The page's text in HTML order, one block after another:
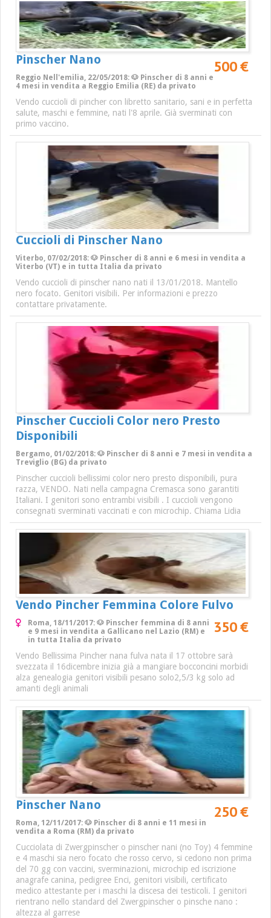
Pinscher Nano 500 €
Reggio Nell'emilia, 22/05/2018: 🐶 Pinscher di 8 anni e
4 mesi in vendita a Reggio Emilia (RE) da privato
Vendo cuccioli di pincher con libretto sanitario, sani e in perfetta
salute, maschi e femmine, nati l'8 aprile. Già sverminati con
primo vaccino.
Cuccioli di Pinscher Nano
Viterbo, 07/02/2018: 🐶 Pinscher di 8 anni e 6 mesi in vendita a
Viterbo (VT) e in tutta Italia da privato
Vendo cuccioli di pinscher nano nati il 13/01/2018. Mantello
nero focato. Genitori visibili. Per informazioni e prezzo
contattare privatamente.
Pinscher Cuccioli Color nero Presto
Disponibili
Bergamo, 01/02/2018: 🐶 Pinscher di 8 anni e 7 mesi in vendita a
Treviglio (BG) da privato
Pinscher cuccioli bellissimi color nero presto disponibili, pura
razza, VENDO. Nati nella campagna Cremasca sono garantiti
Italiani. I genitori sono entrambi visibili . I cuccioli vengono
consegnati sverminati vaccinati e con microchip. Chiama Lidia
Vendo Pincher Femmina Colore Fulvo
350 €
Roma, 18/11/2017: 🐶 Pinscher femmina di 8 anni
e 9 mesi in vendita a Gallicano nel Lazio (RM) e
in tutta Italia da privato
Vendo Bellissima Pincher nana fulva nata il 17 ottobre sarà
svezzata il 16dicembre inizia già a mangiare bocconcini morbidi
alza genealogia genitori visibili pesano solo2,5/3 kg solo ad
amanti degli animali
Pinscher Nano 250 €
Roma, 12/11/2017: 🐶 Pinscher di 8 anni e 11 mesi in
vendita a Roma (RM) da privato
Cucciolata di Zwergpinscher o pinscher nani (no Toy) 4 femmine
e 4 maschi sia nero focato che rosso cervo, si cedono non prima
del 70 gg con vaccini, sverminazioni, microchip ed iscrizione
anagrafe canina, pedigree Enci, genitori visibili, certificato
medico attestante per i maschi la discesa dei testicoli. I genitori
rientrano nello standard del Zwergpinscher o pinsche nano :
altezza al garrese